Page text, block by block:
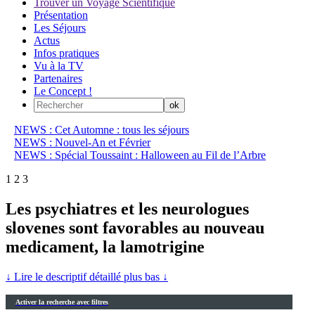
Trouver un Voyage Scientifique
Présentation
Les Séjours
Actus
Infos pratiques
Vu à la TV
Partenaires
Le Concept !
NEWS : Cet Automne : tous les séjours
NEWS : Nouvel-An et Février
NEWS : Spécial Toussaint : Halloween au Fil de l’Arbre
1 2 3
Les psychiatres et les neurologues
slovenes sont favorables au nouveau
medicament, la lamotrigine
↓ Lire le descriptif détaillé plus bas ↓
Activer la recherche avec filtres